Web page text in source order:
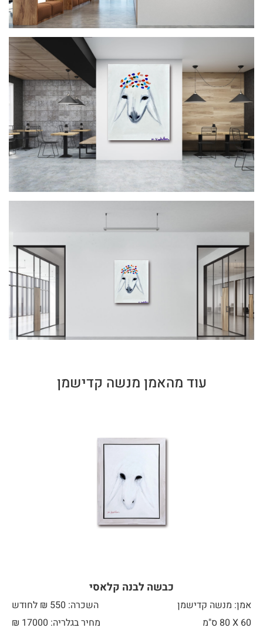
עוד מהאמן מנשה קדישמן
כבשה לבנה קלאסי
אמן: מנשה קדישמן
השכרה: 550 ₪ לחודש
60 X
מחיר בגלריה: 17000 ₪